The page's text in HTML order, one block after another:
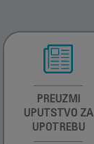
PREUZMI
UPUTSTVO ZA
UPOTREBU